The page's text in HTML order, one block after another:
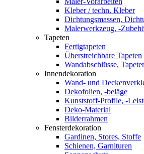
Kleber / techn. Kleber
Dichtungsmassen,
Malerwerkzeug, -
Tapeten
Fertigtapeten
Überstreichbare Tapeten
Wandabschlüsse,
Innendekoration
Wand- und
Dekofolien, -beläge
Kunststoff-Profile, -
Deko-Material
Bilderrahmen
Fensterdekoration
Gardinen, Stores, Stoffe
Schienen, Garnituren